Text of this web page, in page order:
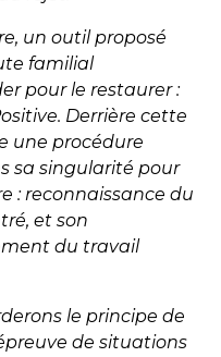
un outil proposé
familial
pour le restaurer :
Derrière cette
une procédure
sa singularité pour
: reconnaissance du
et son
du travail
le principe de
de situations